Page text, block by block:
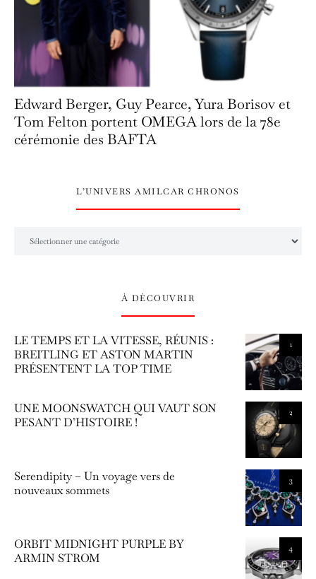
Edward Berger, Guy Pearce, Yura Borisov et
Tom Felton portent OMEGA lors de la 78e
cérémonie des BAFTA
L’UNIVERS AMILCAR CHRONOS
À DÉCOUVRIR
1
LE TEMPS ET LA VITESSE, RÉUNIS :
BREITLING ET ASTON MARTIN
PRÉSENTENT LA TOP TIME
2
UNE MOONSWATCH QUI VAUT SON
PESANT D’HISTOIRE !
3
Serendipity – Un voyage vers de
nouveaux sommets
4
ORBIT MIDNIGHT PURPLE BY
ARMIN STROM